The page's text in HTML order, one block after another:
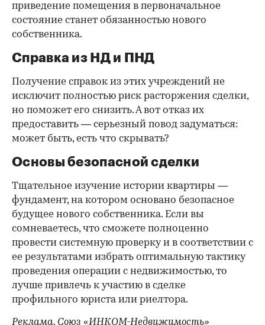
приведение помещения в первоначальное
состояние станет обязанностью нового
собственника.
Справка из НД и ПНД
Получение справок из этих учреждений не
исключит полностью риск расторжения сделки,
но поможет его снизить. А вот отказ их
предоставить — серьезный повод задуматься:
может быть, есть что скрывать?
Основы безопасной сделки
Тщательное изучение истории квартиры —
фундамент, на котором основано безопасное
будущее нового собственника. Если вы
сомневаетесь, что сможете полноценно
провести системную проверку и в соответствии с
ее результатами избрать оптимальную тактику
проведения операции с недвижимостью, то
лучше привлечь к участию в сделке
профильного юриста или риелтора.
Реклама. Союз «ИНКОМ-Недвижимость»